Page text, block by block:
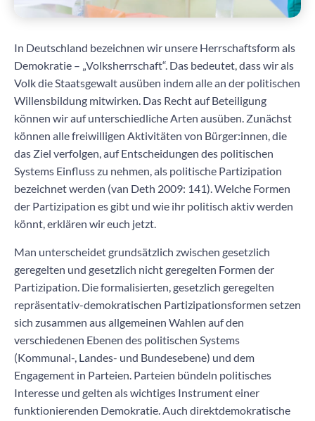
In Deutschland bezeichnen wir unsere Herrschaftsform als
Demokratie – „Volksherrschaft“. Das bedeutet, dass wir als
Volk die Staatsgewalt ausüben indem alle an der politischen
Willensbildung mitwirken. Das Recht auf Beteiligung
können wir auf unterschiedliche Arten ausüben. Zunächst
können alle freiwilligen Aktivitäten von Bürger:innen, die
das Ziel verfolgen, auf Entscheidungen des politischen
Systems Einfluss zu nehmen, als politische Partizipation
bezeichnet werden (van Deth 2009: 141). Welche Formen
der Partizipation es gibt und wie ihr politisch aktiv werden
könnt, erklären wir euch jetzt.
Man unterscheidet grundsätzlich zwischen gesetzlich
geregelten und gesetzlich nicht geregelten Formen der
Partizipation. Die formalisierten, gesetzlich geregelten
repräsentativ-demokratischen Partizipationsformen setzen
sich zusammen aus allgemeinen Wahlen auf den
verschiedenen Ebenen des politischen Systems
(Kommunal-, Landes- und Bundesebene) und dem
Engagement in Parteien. Parteien bündeln politisches
Interesse und gelten als wichtiges Instrument einer
funktionierenden Demokratie. Auch direktdemokratische